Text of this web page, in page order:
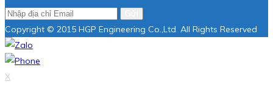
Copyright © 2015 HGP Engineering Co.,Ltd. All Rights Reserved
X